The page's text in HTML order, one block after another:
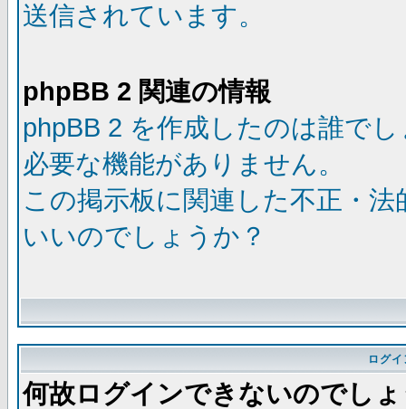
送信されています。
phpBB 2 関連の情報
phpBB 2 を作成したのは誰で
必要な機能がありません。
この掲示板に関連した不正・
いいのでしょうか？
ログ
何故ログインできないのでし